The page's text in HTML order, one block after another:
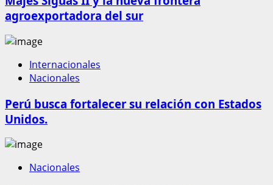
agroexportadora del sur
Internacionales
Nacionales
Perú busca fortalecer su relación con Estados
Unidos.
Nacionales